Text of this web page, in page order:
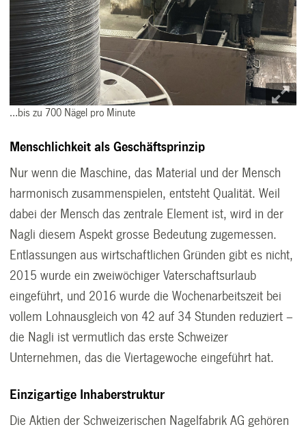
…bis zu 700 Nägel pro Minute
Menschlichkeit als Geschäftsprinzip
Nur wenn die Maschine, das Material und der Mensch
harmonisch zusammenspielen, entsteht Qualität. Weil
dabei der Mensch das zentrale Element ist, wird in der
Nagli diesem Aspekt grosse Bedeutung zugemessen.
Entlassungen aus wirtschaftlichen Gründen gibt es nicht,
2015 wurde ein zweiwöchiger Vaterschaftsurlaub
eingeführt, und 2016 wurde die Wochenarbeitszeit bei
vollem Lohnausgleich von 42 auf 34 Stunden reduziert –
die Nagli ist vermutlich das erste Schweizer
Unternehmen, das die Viertagewoche eingeführt hat.
Einzigartige Inhaberstruktur
Die Aktien der Schweizerischen Nagelfabrik AG gehören